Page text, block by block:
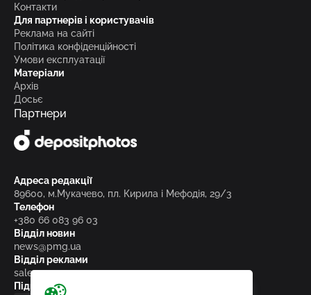
Контакти
Для партнерів і користувачів
Реклама на сайті
Політика конфіденційності
Умови експлуатації
Матеріали
Архів
Досьє
Партнери
Адреса редакції
89600, м.Мукачево, пл. Кирила і Мефодія, 29/3
Телефон
+380 66 083 96 03
Відділ новин
news@pmg.ua
Відділ реклами
sales@pmg.ua
Підписуйтесь на нас у соціальних мережах